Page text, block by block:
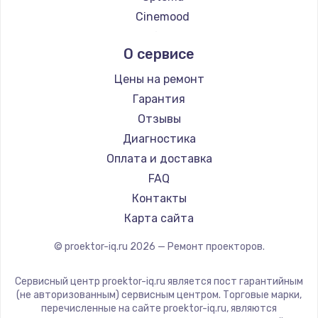
790 руб.
Заказать
Замена динамика
Заказать
Замена корпуса
890 руб.
890 руб.
Cinemood
Barco
Xgimi
Canon
JVC
Casio
Hiper
HITACHI
Panasonic
Hisense
О сервисе
Цены на ремонт
Гарантия
Отзывы
Диагностика
Оплата и доставка
FAQ
Контакты
Карта сайта
© proektor-iq.ru 2026 — Ремонт проекторов.
Сервисный центр proektor-iq.ru является пост гарантийным
(не авторизованным) сервисным центром. Торговые марки,
перечисленные на сайте proektor-iq.ru, являются